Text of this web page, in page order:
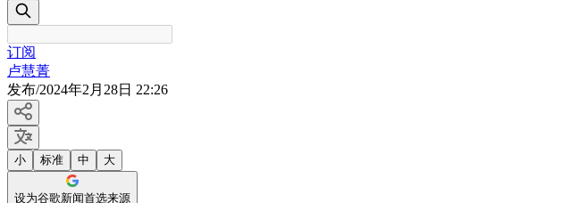
订阅
卢慧菁
发布/2024年2月28日 22:26
小 标准 中 大
设为谷歌新闻首选来源